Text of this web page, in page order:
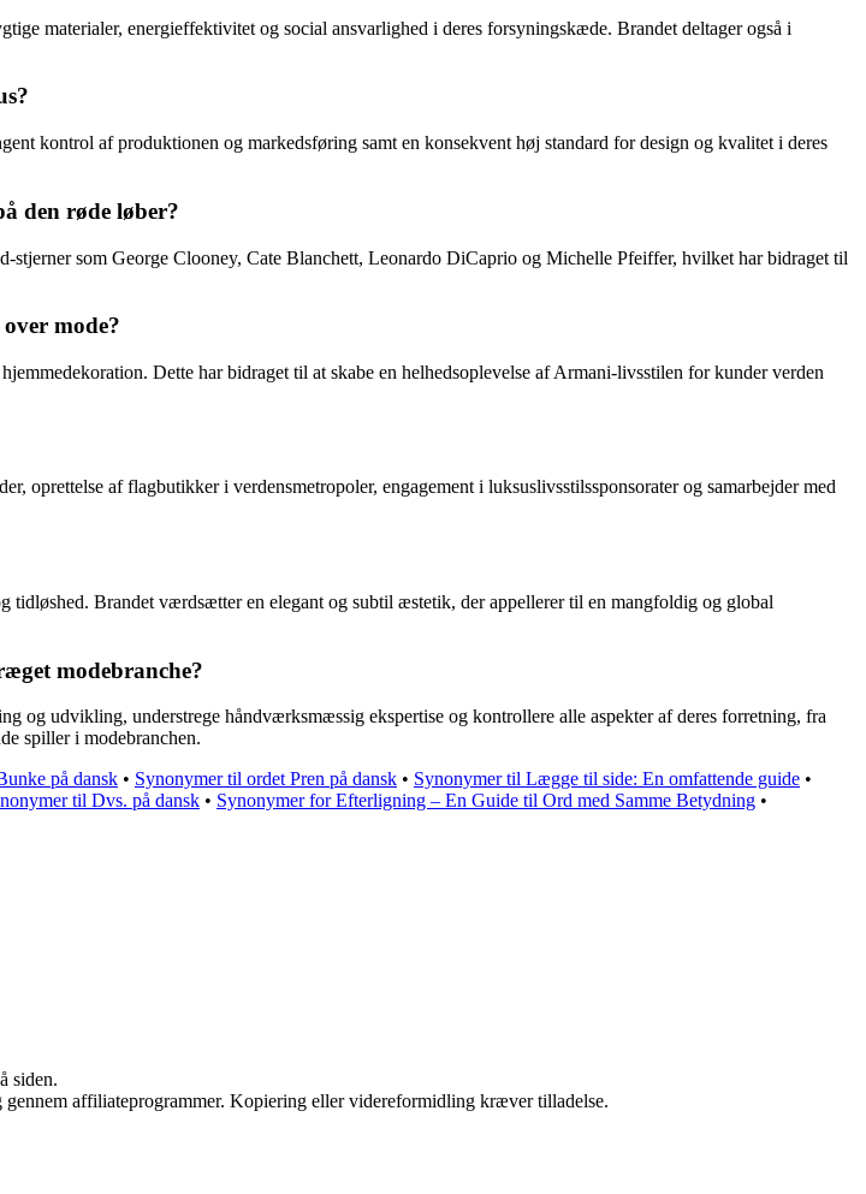
materialer, energieffektivitet og social ansvarlighed i deres forsyningskæde. Brandet deltager også i
kontrol af produktionen og markedsføring samt en konsekvent høj standard for design og kvalitet i deres
den røde løber?
som George Clooney, Cate Blanchett, Leonardo DiCaprio og Michelle Pfeiffer, hvilket har bidraget til
mode?
Dette har bidraget til at skabe en helhedsoplevelse af Armani-livsstilen for kunder verden
oprettelse af flagbutikker i verdensmetropoler, engagement i luksuslivsstilssponsorater og samarbejder med
Brandet værdsætter en elegant og subtil æstetik, der appellerer til en mangfoldig og global
modebranche?
og udvikling, understrege håndværksmæssig ekspertise og kontrollere alle aspekter af deres forretning, fra
spiller i modebranchen.
på dansk • Synonymer til ordet Pren på dansk • Synonymer til Lægge til side: En omfattende guide •
til Dvs. på dansk • Synonymer for Efterligning – En Guide til Ord med Samme Betydning •
siden.
affiliateprogrammer. Kopiering eller videreformidling kræver tilladelse.